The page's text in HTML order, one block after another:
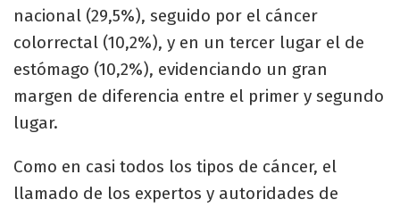
nacional (29,5%), seguido por el cáncer
colorrectal (10,2%), y en un tercer lugar el de
estómago (10,2%), evidenciando un gran
margen de diferencia entre el primer y segundo
lugar.
Como en casi todos los tipos de cáncer, el
llamado de los expertos y autoridades de